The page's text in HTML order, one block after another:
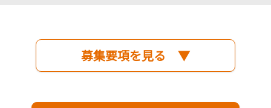
募集要項を見る ▼